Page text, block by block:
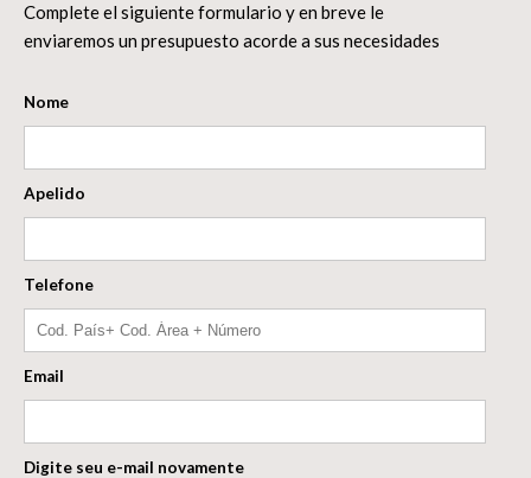
Complete el siguiente formulario y en breve le
enviaremos un presupuesto acorde a sus necesidades
Nome
Apelido
Telefone
Email
Digite seu e-mail novamente